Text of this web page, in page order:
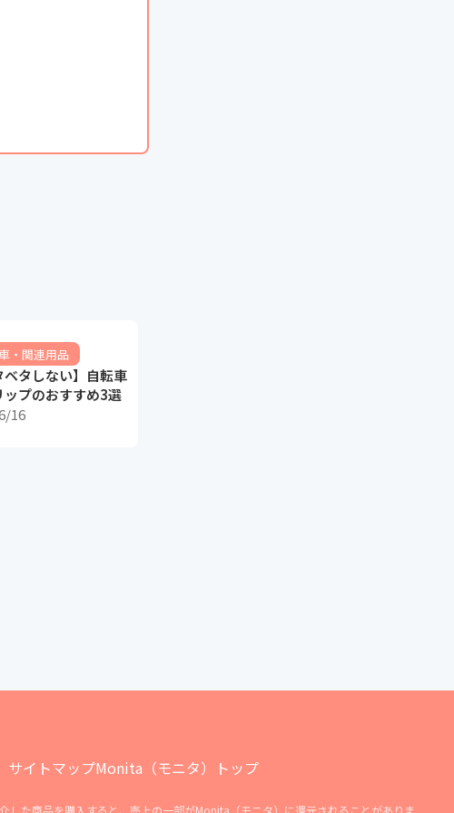
・関連用品
ベタしない】自転車
ップのおすすめ3選
16
サイトマップMonita（モニタ）トップ